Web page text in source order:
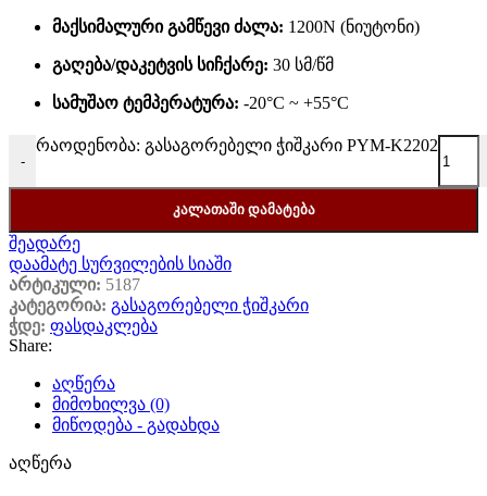
მაქსიმალური გამწევი ძალა: 1200N (ნიუტონი)
გაღება/დაკეტვის სიჩქარე: 30 სმ/წმ
სამუშაო ტემპერატურა: -20°C ~ +55°C
-
რაოდენობა: გასაგორებელი ჭიშკარი PYM-K2202
ᲙᲐᲚᲐᲗᲐᲨᲘ ᲓᲐᲛᲐᲢᲔᲑᲐ
შეადარე
დაამატე სურვილების სიაში
არტიკული: 5187
კატეგორია: გასაგორებელი ჭიშკარი
ჭდე: ფასდაკლება
Share:
აღწერა
მიმოხილვა (0)
მიწოდება - გადახდა
აღწერა